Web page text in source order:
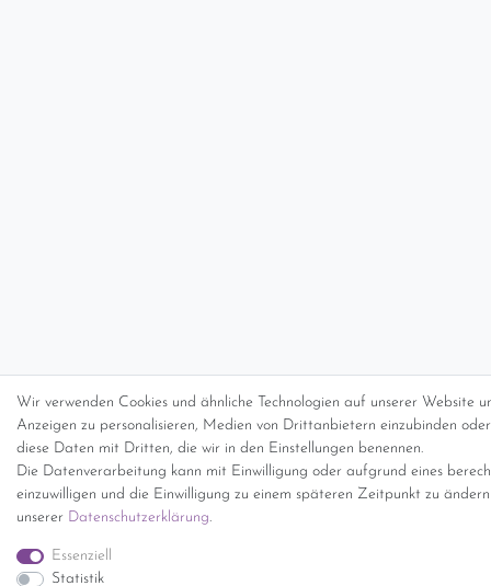
Wir verwenden Cookies und ähnliche Technologien auf unserer Website
Anzeigen zu personalisieren, Medien von Drittanbietern einzubinden
diese Daten mit Dritten, die wir in den Einstellungen benennen.
Die Datenverarbeitung kann mit Einwilligung oder aufgrund eines
einzuwilligen und die Einwilligung zu einem späteren Zeitpunkt zu
unserer Daten­schutz­erklärung.
Essenziell
Statistik